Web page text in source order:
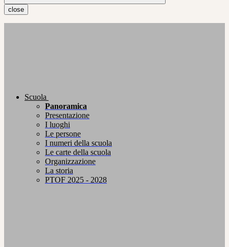
close
Scuola
Panoramica
Presentazione
I luoghi
Le persone
I numeri della scuola
Le carte della scuola
Organizzazione
La storia
PTOF 2025 - 2028